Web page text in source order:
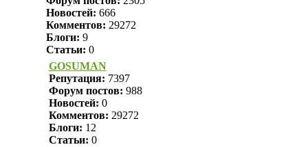
Новостей: 666
Комментов: 29272
Блоги: 9
Статьи: 0
GOSUMAN
Репутация: 7397
Форум постов: 988
Новостей: 0
Комментов: 29272
Блоги: 12
Статьи: 0